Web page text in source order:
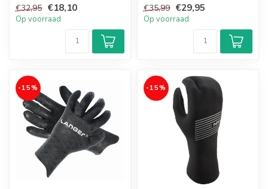
perfect onder e...
€32,95 €18,10
Op voorraad
zond...
€35,99 €29,95
Op voorraad
-15% -15%